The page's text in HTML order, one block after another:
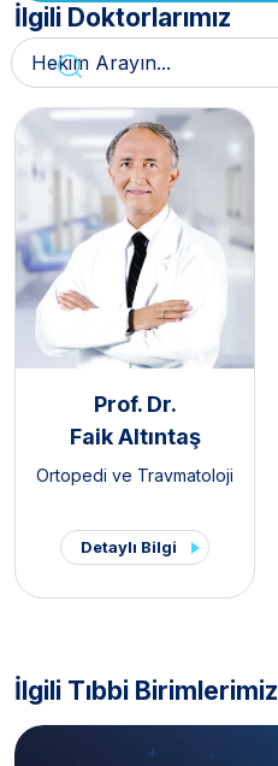
İlgili Doktorlarımız
Prof. Dr.
Faik Altıntaş
Ortopedi ve Travmatoloji
Detaylı Bilgi
İlgili Tıbbi Birimlerimiz